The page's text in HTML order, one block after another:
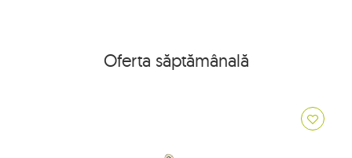
Oferta săptămânală